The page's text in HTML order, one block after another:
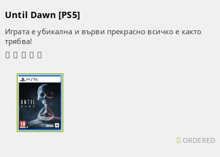
Until Dawn [PS5]
Играта е убикална и върви прекрасно всичко е както
трябва!
ORDERED